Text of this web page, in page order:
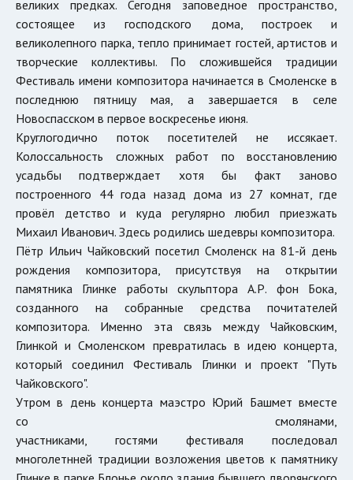
великих предках. Сегодня заповедное пространство,
состоящее из господского дома, построек и
великолепного парка, тепло принимает гостей, артистов и
творческие коллективы. По сложившейся традиции
Фестиваль имени композитора начинается в Смоленске в
последнюю пятницу мая, а завершается в селе
Новоспасском в первое воскресенье июня.
Круглогодично поток посетителей не иссякает.
Колоссальность сложных работ по восстановлению
усадьбы подтверждает хотя бы факт заново
построенного 44 года назад дома из 27 комнат, где
провёл детство и куда регулярно любил приезжать
Михаил Иванович. Здесь родились шедевры композитора.
Пётр Ильич Чайковский посетил Смоленск на 81-й день
рождения композитора, присутствуя на открытии
памятника Глинке работы скульптора А.Р. фон Бока,
созданного на собранные средства почитателей
композитора. Именно эта связь между Чайковским,
Глинкой и Смоленском превратилась в идею концерта,
который соединил Фестиваль Глинки и проект "Путь
Чайковского".
Утром в день концерта маэстро Юрий Башмет вместе
со смолянами,
участниками, гостями фестиваля последовал
многолетнней традиции возложения цветов к памятнику